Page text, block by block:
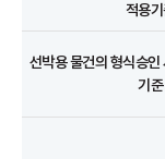
적용
선박용 물건의 형식승인
기준